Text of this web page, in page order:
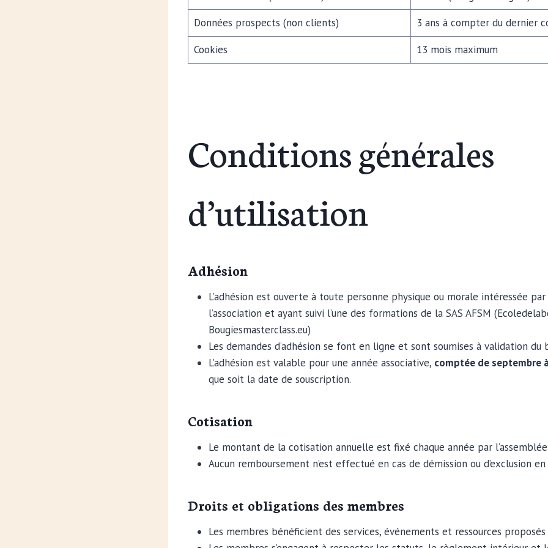
Données prospects (non clients)
3 ans à compter du dernier
Cookies
13 mois maximum
Conditions générales
d’utilisation
Adhésion
L’adhésion est ouverte à toute personne physique ou morale intéressée
l’association et ayant suivi l’une des formations de la SAS AFSM
Bougiesmasterclass.eu)
Les demandes d’adhésion se font en ligne et sont soumises à validation du
L’adhésion est valable pour une année associative, comptée de septembre
que soit la date de souscription.
Cotisation
Le montant de la cotisation annuelle est fixé chaque année par
Aucun remboursement n’est effectué en cas de démission ou d’exclusion en
Droits et obligations des membres
Les membres bénéficient des services, événements et ressources proposés